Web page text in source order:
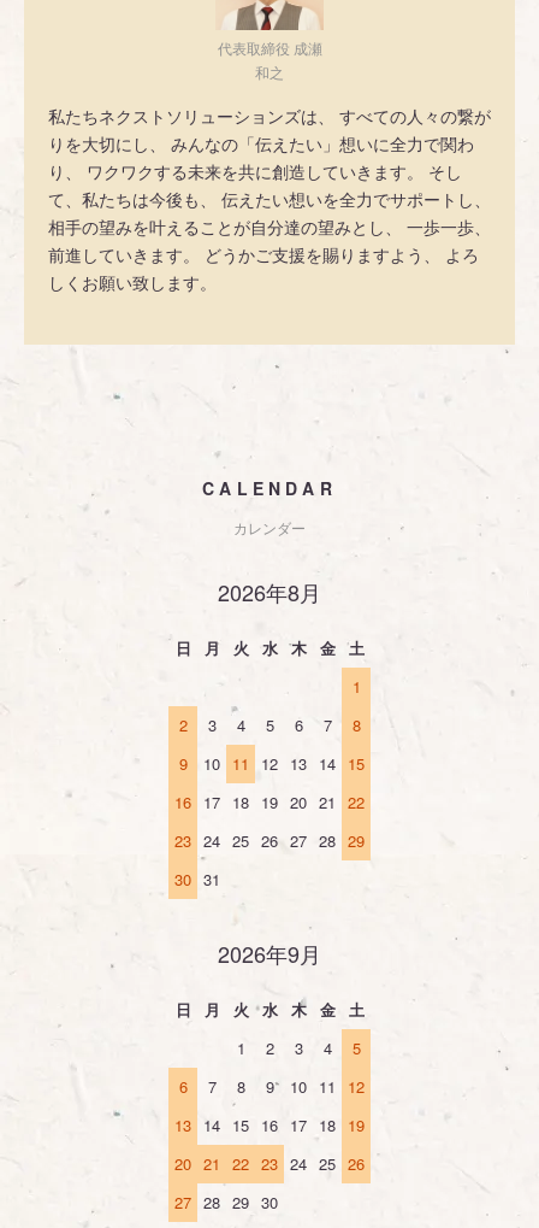
代表取締役 成瀬
和之
私たちネクストソリューションズは、 すべての人々の繋が
りを大切にし、 みんなの「伝えたい」想いに全力で関わ
り、 ワクワクする未来を共に創造していきます。 そし
て、私たちは今後も、 伝えたい想いを全力でサポートし、
相手の望みを叶えることが自分達の望みとし、 一歩一歩、
前進していきます。 どうかご支援を賜りますよう、 よろ
しくお願い致します。
CALENDAR
カレンダー
2026年8月
日 月 火 水 木 金 土
1
2
3 4 5 6 7
8
9
10 11 12 13 14 15
16 17 18 19 20 21
22
23 24 25 26 27 28 29
30 31
2026年9月
日 月 火 水 木 金
土
1
2 3 4
5
6
7 8 9 10 11
12
13 14 15 16 17 18 19
20 21 22 23 24 25 26
27 28 29 30